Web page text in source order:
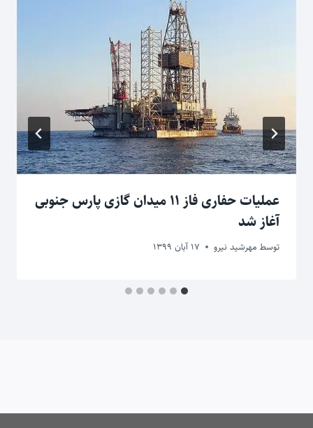
عملیات حفاری فاز ۱۱ میدان گازی پارس جنوبی
آغاز شد
توسط مهرشید نیرو 17 آبان 1399